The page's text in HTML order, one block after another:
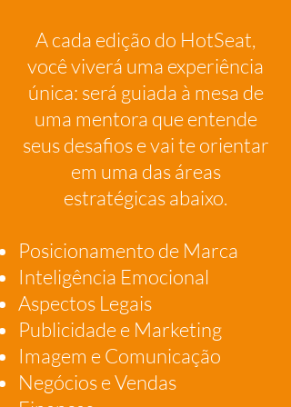
A cada edição do HotSeat,
você viverá uma experiência
única: será guiada à mesa de
uma mentora que entende
seus desafios e vai te orientar
em uma das áreas
estratégicas abaixo.
Posicionamento de Marca
Inteligência Emocional
Aspectos Legais
Publicidade e Marketing
Imagem e Comunicação
Negócios e Vendas